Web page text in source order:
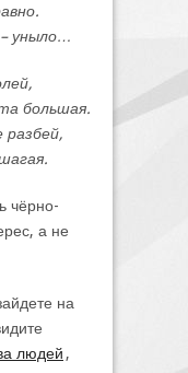
уныло…
большая.
чёрно-
а не
на
людей ,